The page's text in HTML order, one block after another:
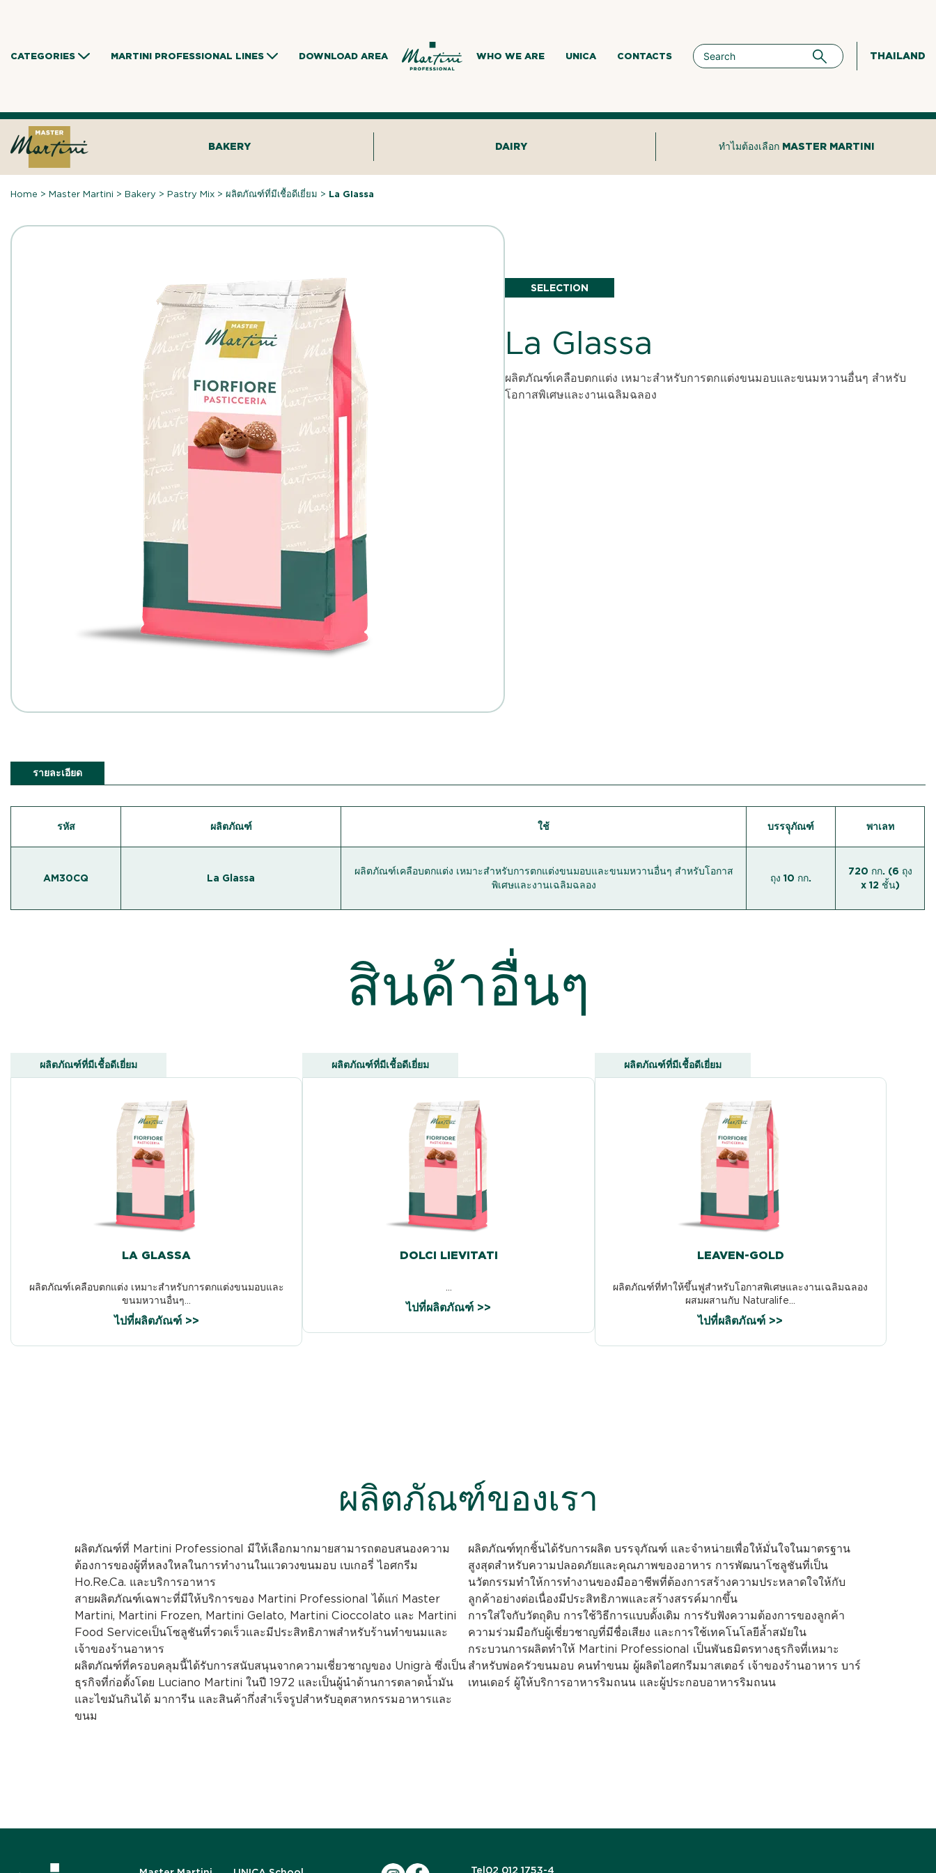
CATEGORIES MARTINI PROFESSIONAL LINES DOWNLOAD AREA WHO WE ARE UNICA CONTACTS THAILAND
BAKERY DAIRY ทำไมต้องเลือก MASTER MARTINI
Home >Master Martini >Bakery >Pastry Mix >ผลิตภัณฑ์ที่มีเชื้อดีเยี่ยม > La Glassa
SELECTION
La Glassa
ผลิตภัณฑ์เคลือบตกแต่ง เหมาะสำหรับการตกแต่งขนมอบและขนมหวานอื่นๆ สำหรับ
โอกาสพิเศษและงานเฉลิมฉลอง
รายละเอียด
รหัส ผลิตภัณฑ์
AM30CQ La Glassa
ใช้ บรรจุุภัณฑ์ พาเลท
ผลิตภัณฑ์เคลือบตกแต่ง เหมาะสำหรับการตกแต่งขนมอบและขนมหวานอื่นๆ สำหรับโอกาส
พิเศษและงานเฉลิมฉลอง
ถุง 10 กก.
720 กก. (6 ถุง
x 12 ชั้น)
สินค้าอื่นๆ
ผลิตภัณฑ์ที่มีเชื้อดีเยี่ยม
LA GLASSA
ผลิตภัณฑ์เคลือบตกแต่ง เหมาะสำหรับการตกแต่งขนมอบและ
ขนมหวานอื่นๆ...
ไปที่ผลิตภัณฑ์ >>
ผลิตภัณฑ์ที่มีเชื้อดีเยี่ยม
DOLCI LIEVITATI
...
ไปที่ผลิตภัณฑ์ >>
ผลิตภัณฑ์ที่มีเชื้อดีเยี่ยม
LEAVEN-GOLD
ผลิตภัณฑ์ที่ทำให้ขึ้นฟูสำหรับโอกาสพิเศษและงานเฉลิมฉลอง
ผสมผสานกับ Naturalife...
ไปที่ผลิตภัณฑ์ >>
ผลิตภัณฑ์ของเรา
ผลิตภัณฑ์ที่ Martini Professional มีให้เลือกมากมายสามารถตอบสนองความ
ต้องการของผู้ที่หลงใหลในการทำงานในแวดวงขนมอบ เบเกอรี่ ไอศกรีม
Ho.Re.Ca. และบริการอาหาร
สายผลิตภัณฑ์เฉพาะที่มีให้บริการของ Martini Professional ได้แก่ Master
Martini, Martini Frozen, Martini Gelato, Martini Cioccolato และ Martini
Food Serviceเป็นโซลูชันที่รวดเร็วและมีประสิทธิภาพสำหรับร้านทำขนมและ
เจ้าของร้านอาหาร
ผลิตภัณฑ์ที่ครอบคลุมนี้ได้รับการสนับสนุนจากความเชี่ยวชาญของ Unigrà ซึ่งเป็น
ธุรกิจที่ก่อตั้งโดย Luciano Martini ในปี 1972 และเป็นผู้นำด้านการตลาดน้ำมัน
และไขมันกินได้ มาการีน และสินค้ากึ่งสำเร็จรูปสำหรับอุตสาหกรรมอาหารและ
ขนม
ผลิตภัณฑ์ทุกชิ้นได้รับการผลิต บรรจุภัณฑ์ และจำหน่ายเพื่อให้มั่นใจในมาตรฐาน
สูงสุดสำหรับความปลอดภัยและคุณภาพของอาหาร การพัฒนาโซลูชันที่เป็น
นวัตกรรมทำให้การทำงานของมืออาชีพที่ต้องการสร้างความประหลาดใจให้กับ
ลูกค้าอย่างต่อเนื่องมีประสิทธิภาพและสร้างสรรค์มากขึ้น
การใส่ใจกับวัตถุดิบ การใช้วิธีการแบบดั้งเดิม การรับฟังความต้องการของลูกค้า
ความร่วมมือกับผู้เชี่ยวชาญที่มีชื่อเสียง และการใช้เทคโนโลยีล้ำสมัยใน
กระบวนการผลิตทำให้ Martini Professional เป็นพันธมิตรทางธุรกิจที่เหมาะ
สำหรับพ่อครัวขนมอบ คนทำขนม ผู้ผลิตไอศกรีมมาสเตอร์ เจ้าของร้านอาหาร บาร์
เทนเดอร์ ผู้ให้บริการอาหารริมถนน และผู้ประกอบอาหารริมถนน
Tel 02 012 1753-4